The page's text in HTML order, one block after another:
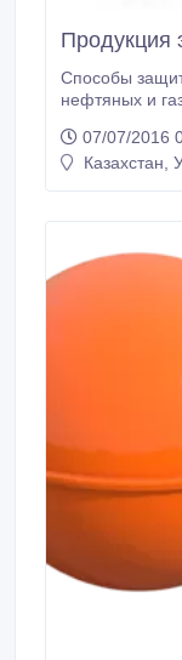
Продукция
Способы
нефтяных и
активной
07/07/2016
Казахстан,